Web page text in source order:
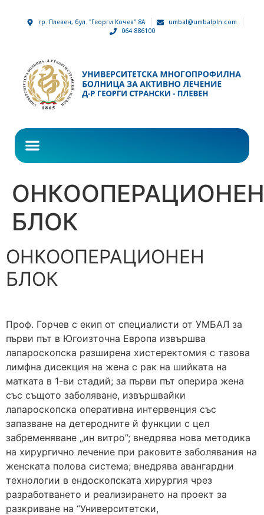
гр. Плевен, бул. "Георги Кочев" 8А
umbal@umbalpln.com
064 886100
ОНКООПЕРАЦИОНЕН
БЛОК
ОНКООПЕРАЦИОНЕН
БЛОК
Проф. Горчев с екип от специалисти от УМБАЛ за
първи път в Югоизточна Европа извършва
лапароскопска разширена хистеректомия с тазова
лимфна дисекция на жена с рак на шийката на
матката в 1-ви стадий; за първи път оперира жена
със същото заболяване, извършвайки
лапароскопска оперативна интервенция със
запазване на детеродните й функции с цел
забременяване „ин витро”; внедрява нова методика
на хирургично лечение при раковите заболявания на
женската полова система; внедрява авангардни
технологии в ендоскопската хирургия чрез
разработването и реализирането на проект за
разкриване на “Университетски,